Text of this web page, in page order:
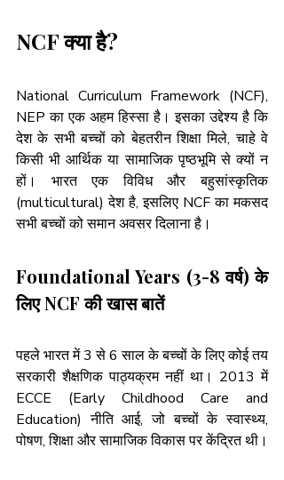
NCF क्या है?
National Curriculum Framework (NCF),
NEP का एक अहम हिस्सा है। इसका उद्देश्य है कि
देश के सभी बच्चों को बेहतरीन शिक्षा मिले, चाहे वे
किसी भी आर्थिक या सामाजिक पृष्ठभूमि से क्यों न
हों। भारत एक विविध और बहुसांस्कृतिक
(multicultural) देश है, इसलिए NCF का मकसद
सभी बच्चों को समान अवसर दिलाना है।
Foundational Years (3-8 वर्ष) के
लिए NCF की खास बातें
पहले भारत में 3 से 6 साल के बच्चों के लिए कोई तय
सरकारी शैक्षणिक पाठ्यक्रम नहीं था। 2013 में
ECCE (Early Childhood Care and
Education) नीति आई, जो बच्चों के स्वास्थ्य,
पोषण, शिक्षा और सामाजिक विकास पर केंद्रित थी।